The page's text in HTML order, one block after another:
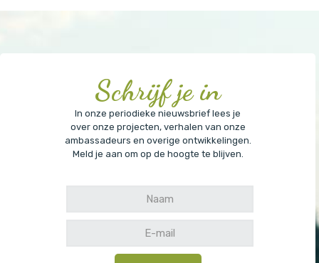
Schrijf je in
In onze periodieke nieuwsbrief lees je
over onze projecten, verhalen van onze
ambassadeurs en overige ontwikkelingen.
Meld je aan om op de hoogte te blijven.